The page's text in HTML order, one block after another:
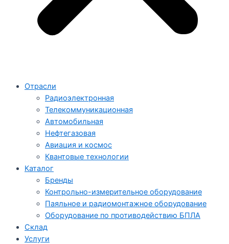
Отрасли
Радиоэлектронная
Телекоммуникационная
Автомобильная
Нефтегазовая
Авиация и космос
Квантовые технологии
Каталог
Бренды
Контрольно-измерительное оборудование
Паяльное и радиомонтажное оборудование
Оборудование по противодействию БПЛА
Склад
Услуги